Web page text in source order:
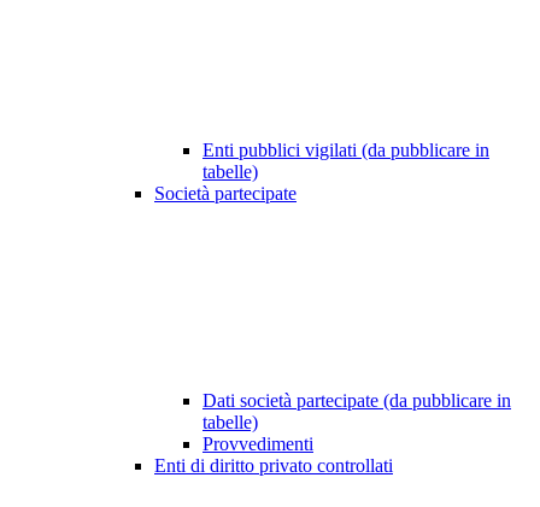
Enti pubblici vigilati (da pubblicare in
tabelle)
Società partecipate
Dati società partecipate (da pubblicare in
tabelle)
Provvedimenti
Enti di diritto privato controllati